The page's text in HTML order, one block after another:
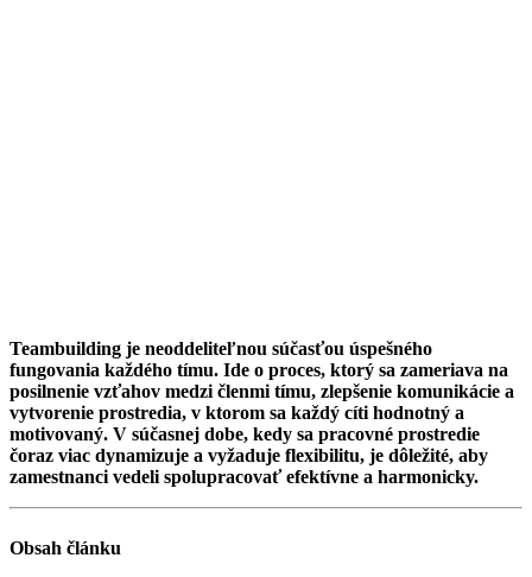
Teambuilding je neoddeliteľnou súčasťou úspešného
fungovania každého tímu. Ide o proces, ktorý sa zameriava na
posilnenie vzťahov medzi členmi tímu, zlepšenie komunikácie a
vytvorenie prostredia, v ktorom sa každý cíti hodnotný a
motivovaný. V súčasnej dobe, kedy sa pracovné prostredie
čoraz viac dynamizuje a vyžaduje flexibilitu, je dôležité, aby
zamestnanci vedeli spolupracovať efektívne a harmonicky.
Obsah článku